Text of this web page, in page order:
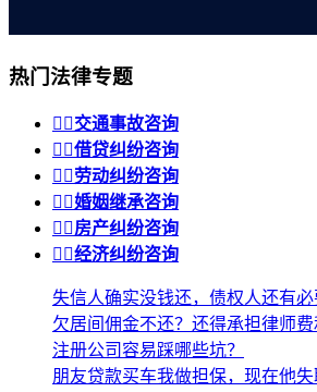
热门法律专题
 交通事故咨询
 借贷纠纷咨询
 劳动纠纷咨询
 婚姻继承咨询
 房产纠纷咨询
 经济纠纷咨询
失信人确实没钱还，债权人还有必
欠居间佣金不还？还得承担律师费
注册公司容易踩哪些坑？
朋友贷款买车我做担保，现在他失